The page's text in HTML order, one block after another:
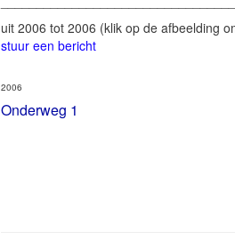
uit 2006 tot 2006 (klik op de afbeelding
stuur een bericht
Onderweg 1
2006